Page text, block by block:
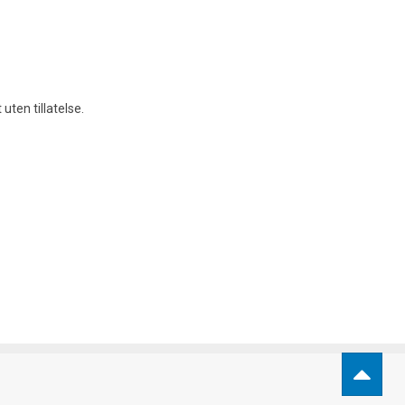
tillatelse.